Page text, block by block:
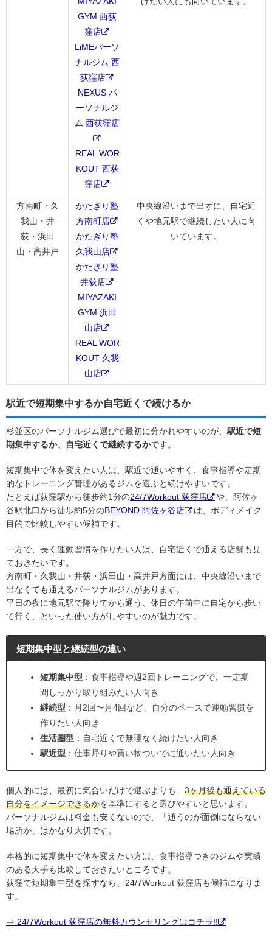
GYM 西荻
窪店
LiMEパーソ
ナルジム 西
荻窪店
NEXUS パ
ーソナルジ
ム 西荻窪店
REAL WOR
KOUT 西荻
窪店
方南町・久
我山・井
荻・浜田
山・高井戸
かたぎり塾
方南町店
かたぎり塾
久我山店
かたぎり塾
井荻店
MIYAZAKI
GYM 浜田
山店
REAL WOR
KOUT 久我
山店
中央線沿いまで出ずに、自宅近
くや地元駅で継続したい人に向
いています。
駅近で短期集中するか自宅近くで続けるか
杉並区のパーソナルジム選びで最初に分かれやすいのが、 駅近で短
期集中するか、自宅近くで継続するかです。
短期集中で体を変えたい人は、駅近で通いやすく、食事指導や定期
的なトレーニング管理があるジムを選ぶと続けやすいです。
たとえば荻窪駅から徒歩約1分の24/7Workout 荻窪店
や、阿佐ヶ
谷駅北口から徒歩約5分のBEYOND 阿佐ヶ谷店
は、ボディメイク
目的で比較しやすい候補です。
一方で、長く運動習慣を作りたい人は、自宅近くで通える店舗も見
ておきたいです。
方南町・久我山・井荻・浜田山・高井戸方面には、中央線沿いまで
出なくても通えるパーソナルジムがあります。
平日の夜に地元駅で降りてから通う、休日の午前中に自宅から歩い
て行く、といった使い方がしやすいのが魅力です。
短期集中型と継続型の違い
短期集中型 ：食事指導や週2回トレーニングで、一定期
間しっかり取り組みたい人向き
継続型 ：月2回〜月4回など、自分のペースで運動習慣を
作りたい人向き
生活圏型 ：自宅近くで無理なく続けたい人向き
駅近型 ：仕事帰りや買い物ついでに通いたい人向き
個人的には、最初に気合いだけで選ぶよりも、 3ヶ月後も通えている
自分をイメージできるかを基準にすると選びやすいと思います。
パーソナルジムは料金も安くないので、「通うのが面倒にならない
場所か」はかなり大切です。
本格的に短期集中で体を変えたい方は、食事指導つきのジムや実績
のある大手も比較しておきたいところです。
荻窪で短期集中型を探すなら、24/7Workout 荻窪店も候補になりま
す。
⇒ 24/7Workout 荻窪店の無料カウンセリングはコチラ!!